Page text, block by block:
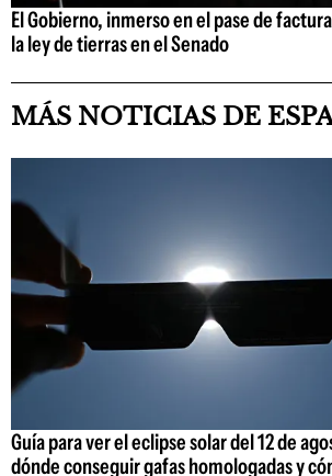
El Gobierno, inmerso en el pase de
la ley de tierras en el Senado
MÁS NOTICIAS DE
Guía para ver el eclipse solar del 12 de
dónde conseguir gafas homologadas y